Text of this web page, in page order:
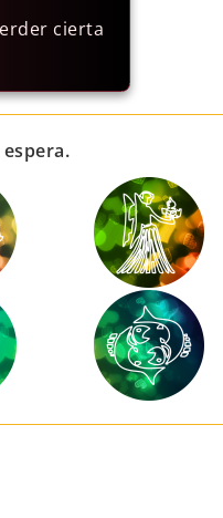
cierta